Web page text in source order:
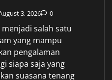
3, 2026 0
menjadi salah satu
yang mampu
pengalaman
siapa saja yang
suasana tenang